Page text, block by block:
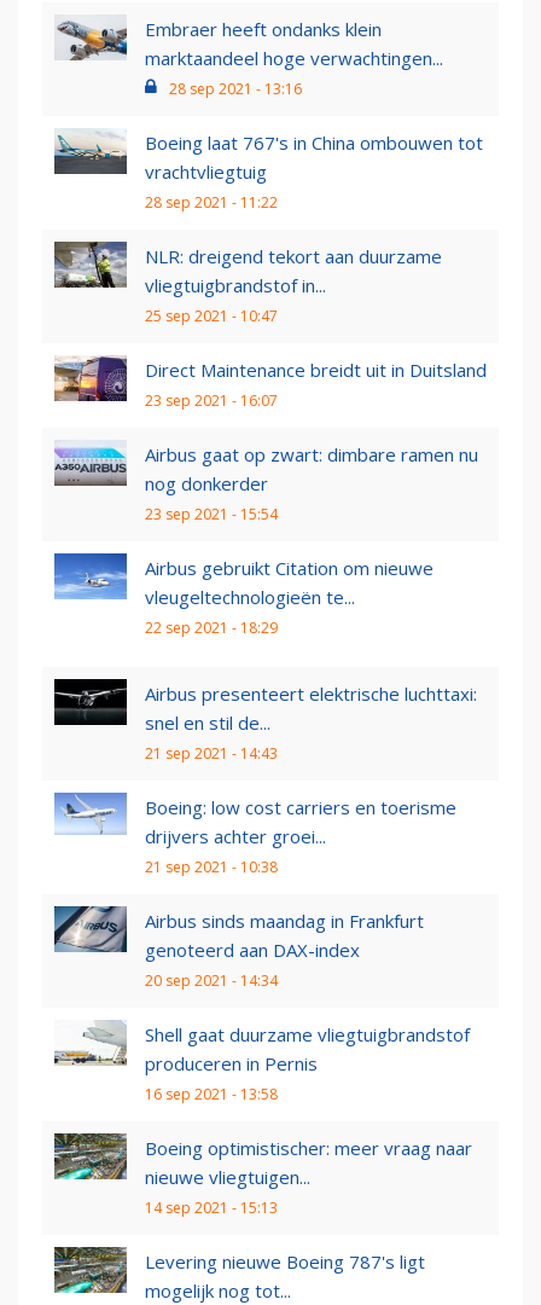
Embraer heeft ondanks klein
marktaandeel hoge verwachtingen...
28 sep 2021 - 13:16
Boeing laat 767's in China ombouwen tot
vrachtvliegtuig
28 sep 2021 - 11:22
NLR: dreigend tekort aan duurzame
vliegtuigbrandstof in...
25 sep 2021 - 10:47
Direct Maintenance breidt uit in Duitsland
23 sep 2021 - 16:07
Airbus gaat op zwart: dimbare ramen nu
nog donkerder
23 sep 2021 - 15:54
Airbus gebruikt Citation om nieuwe
vleugeltechnologieën te...
22 sep 2021 - 18:29
Airbus presenteert elektrische luchttaxi:
snel en stil de...
21 sep 2021 - 14:43
Boeing: low cost carriers en toerisme
drijvers achter groei...
21 sep 2021 - 10:38
Airbus sinds maandag in Frankfurt
genoteerd aan DAX-index
20 sep 2021 - 14:34
Shell gaat duurzame vliegtuigbrandstof
produceren in Pernis
16 sep 2021 - 13:58
Boeing optimistischer: meer vraag naar
nieuwe vliegtuigen...
14 sep 2021 - 15:13
Levering nieuwe Boeing 787's ligt
mogelijk nog tot...